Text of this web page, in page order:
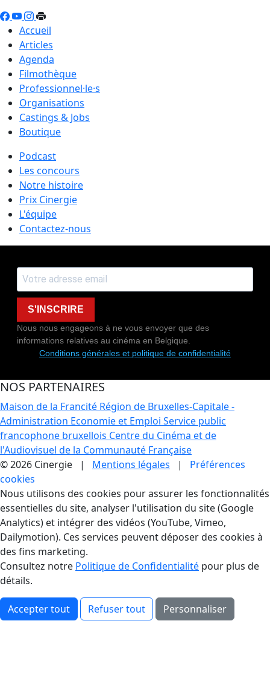
Accueil
Articles
Agenda
Filmothèque
Professionnel·le·s
Organisations
Castings & Jobs
Boutique
Podcast
Les concours
Notre histoire
Prix Cinergie
L'équipe
Contactez-nous
S'INSCRIRE
Nous nous engageons à ne vous envoyer que des
informations relatives au cinéma en Belgique.
Conditions générales et politique de confidentialité
NOS PARTENAIRES
Maison de la Francité Région de Bruxelles-Capitale -
Administration Economie et Emploi Service public
francophone bruxellois Centre du Cinéma et de
l'Audiovisuel de la Communauté Française
© 2026 Cinergie | Mentions légales | Préférences
cookies
Gestion des Cookies
Nous utilisons des cookies pour assurer les fonctionnalités
essentielles du site, analyser l'utilisation du site (Google
Analytics) et intégrer des vidéos (YouTube, Vimeo,
Dailymotion). Ces services peuvent déposer des cookies à
des fins marketing.
Consultez notre Politique de Confidentialité pour plus de
détails.
Accepter tout Refuser tout Personnaliser